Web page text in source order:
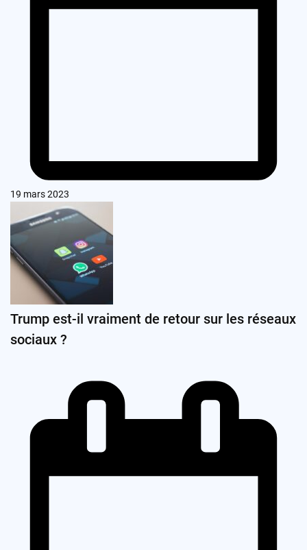
19 mars 2023
Trump est-il vraiment de retour sur les réseaux
sociaux ?